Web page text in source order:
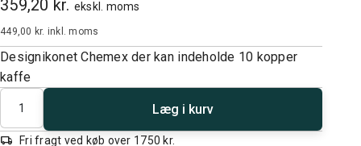
359,20 kr. ekskl. moms
449,00 kr. inkl. moms
Designikonet Chemex der kan indeholde 10 kopper
kaffe
Antal
Læg i kurv
local_shipping Fri fragt ved køb over 1750 kr.